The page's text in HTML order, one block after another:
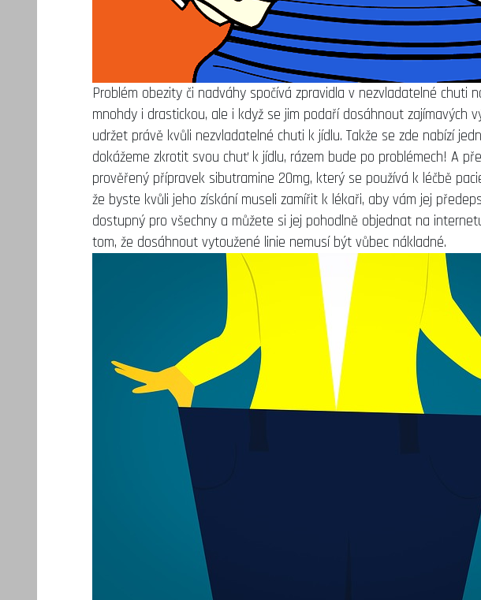
Problém obezity či nadváhy spočívá zpravidla v nezvladatelné chuti
mnohdy i drastickou, ale i když se jim podaří dosáhnout zajímavých
udržet právě kvůli nezvladatelné chuti k jídlu. Takže se zde nabízí
dokážeme zkrotit svou chuť k jídlu, rázem bude po problémech! A
prověřený přípravek sibutramine 20mg, který se používá k léčbě
že byste kvůli jeho získání museli zamířit k lékaři, aby vám jej
dostupný pro všechny a můžete si jej pohodlně objednat na
tom, že dosáhnout vytoužené linie nemusí být vůbec nákladné.